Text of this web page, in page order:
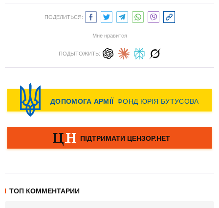
ПОДЕЛИТЬСЯ:
Мне нравится
ПОДЫТОЖИТЬ:
ТОП КОММЕНТАРИИ